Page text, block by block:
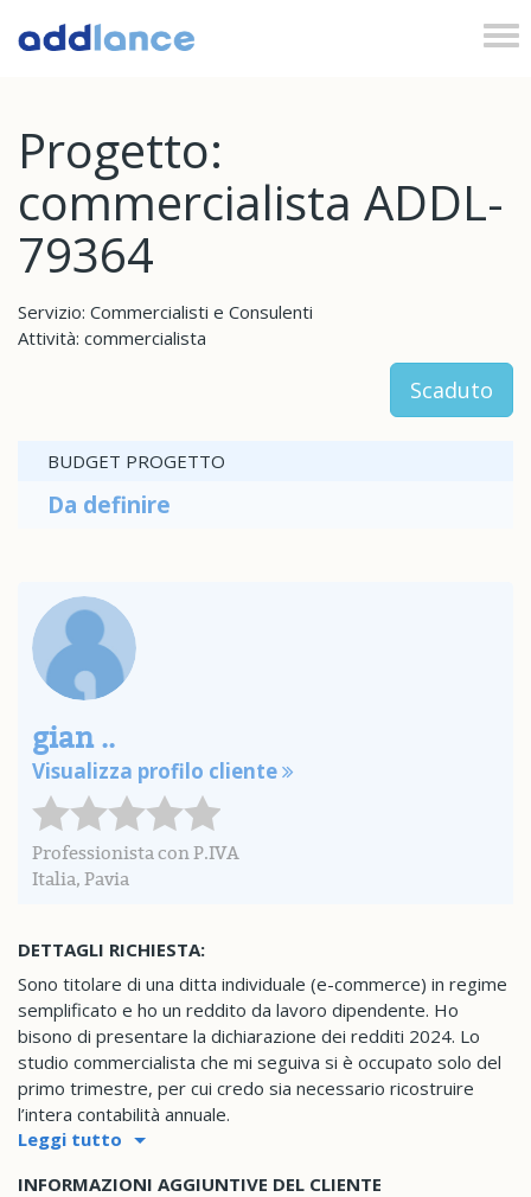
Progetto:
commercialista ADDL-
79364
Servizio: Commercialisti e Consulenti
Attività: commercialista
Scaduto
BUDGET PROGETTO
Da definire
gian ..
Visualizza profilo cliente
Professionista con P.IVA
Italia, Pavia
DETTAGLI RICHIESTA:
Sono titolare di una ditta individuale (e-commerce) in regime
semplificato e ho un reddito da lavoro dipendente. Ho
bisono di presentare la dichiarazione dei redditi 2024. Lo
studio commercialista che mi seguiva si è occupato solo del
primo trimestre, per cui credo sia necessario ricostruire
l’intera contabilità annuale.
Leggi tutto
INFORMAZIONI AGGIUNTIVE DEL CLIENTE